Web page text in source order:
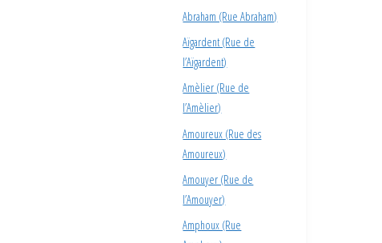
Abraham (Rue Abraham)
Aïgardent (Rue de
l’Aïgardent)
Amèlier (Rue de
l’Amèlier)
Amoureux (Rue des
Amoureux)
Amouyer (Rue de
l’Amouyer)
Amphoux (Rue